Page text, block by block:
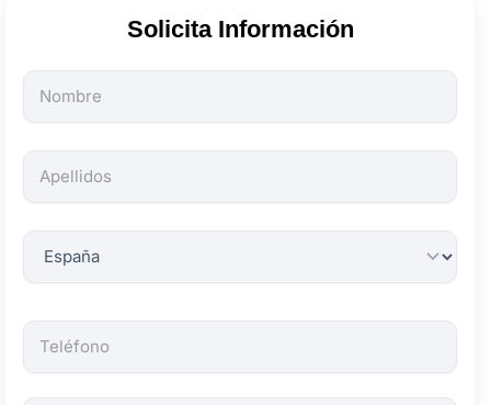
Solicita Información
Todos
los
son
obligatorios.